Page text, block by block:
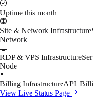
Uptime this month
Site & Network Infrastructure
Network
RDP & VPS Infrastructure
Node
Billing InfrastructureAPI,
View Live Status Page